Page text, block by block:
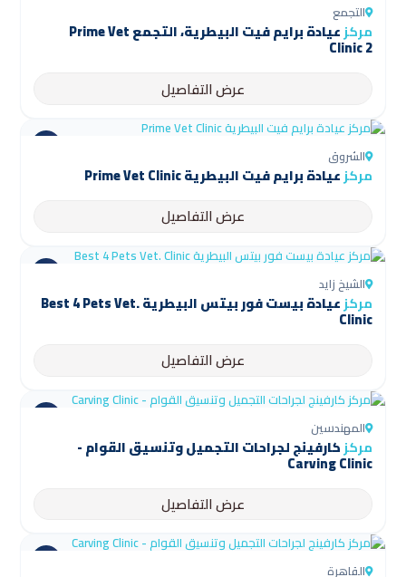
التجمع
مركز عيادة برايم فيت البيطرية، التجمع Prime Vet
Clinic 2
عرض التفاصيل
الشروق
مركزعيادة برايم فيت البيطرية Prime Vet Clinic
عرض التفاصيل
الشيخ زايد
مركز عيادة بيست فور بيتس البيطرية Best 4 Pets Vet.
Clinic
عرض التفاصيل
المهندسين
مركزكارفينج لجراحات التجميل وتنسيق القوام -
Carving Clinic
عرض التفاصيل
القاهرة